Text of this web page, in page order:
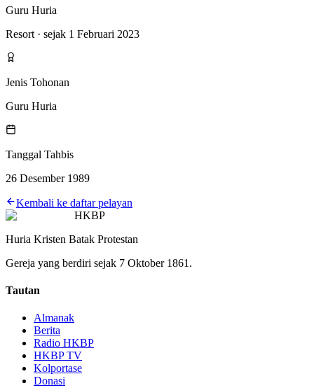
Guru Huria
Resort · sejak 1 Februari 2023
Jenis Tohonan
Guru Huria
Tanggal Tahbis
26 Desember 1989
Kembali ke daftar pelayan
HKBP
Huria Kristen Batak Protestan
Gereja yang berdiri sejak 7 Oktober 1861.
Tautan
Almanak
Berita
Radio HKBP
HKBP TV
Kolportase
Donasi